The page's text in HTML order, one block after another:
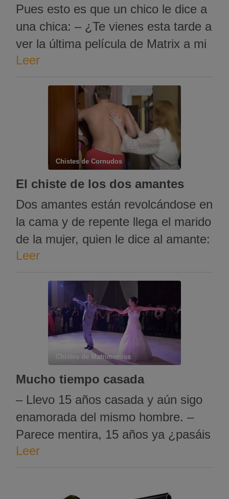
Pues esto es que un chico le dice a
una chica: – ¿Te vienes esta tarde a
ver la última película de Matrix a mi
casa? Y ella le contesta: – ¿Y si no
Leer
Chistes de Cornudos
El chiste de los dos amantes
Dos amantes están revolcándose en
la cama y de repente llega el marido
de la mujer, quien le dice al amante:
-Date prisa, métete detrás de las
podrá ver. El amante corre a
esconderse detrás de las cortinas y
en eso irrumpe el …
Leer
Chistes de Matrimonios
Mucho tiempo casada
– Llevo 15 años casada y aún sigo
enamorada del mismo hombre. –
Parece mentira, 15 años ya ¿pasáis
mucho tiempo juntos? – Todo el que
Leer